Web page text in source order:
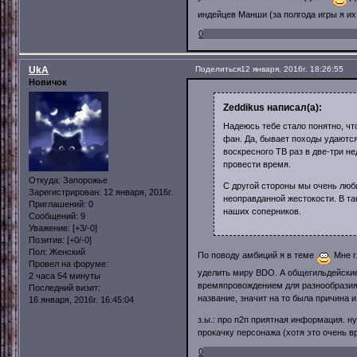
индейцев Манши (за полгода игры я
0
Поделиться12 января, 2016г. 18:26:55
UkA
Новичок
Откуда: Запорожье
Зарегистрирован: 12 января, 2016г.
Приглашений: 0
Сообщений: 9
Уважение: [+3/-0]
Позитив: [+0/-0]
Пол: Женский
Провел на форуме:
2 часа 54 минуты
Последний визит:
16 января, 2016г. 16:45:04
Zeddikus написал(а):
Надеюсь тебе стало понятно,
фан. Да, бывает походы
воскресного ТВ раз в две-три
провести время.
С другой стороны мы очень
неоправданной жестокости. В
наших соперников.
По поводу амбиций я в теме
Мне
уделить миру BDO. А
времяпровождением для
название, значит на то была причина
з.ы.: про п2п приятная информация.
прокачку персонажа (хотя это очень
0